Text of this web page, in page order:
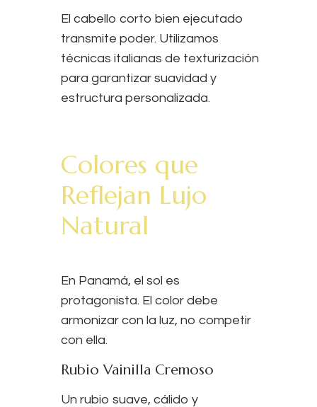
El cabello corto bien ejecutado
transmite poder. Utilizamos
técnicas italianas de texturización
para garantizar suavidad y
estructura personalizada.
Colores que
Reflejan Lujo
Natural
En Panamá, el sol es
protagonista. El color debe
armonizar con la luz, no competir
con ella.
Rubio Vainilla Cremoso
Un rubio suave, cálido y